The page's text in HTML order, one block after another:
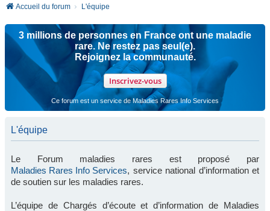
Accueil du forum L'équipe
3 millions de personnes en France ont une maladie
rare. Ne restez pas seul(e).
Rejoignez la communauté.
Inscrivez-vous
Ce forum est un service de Maladies Rares Info Services
L'équipe
Le Forum maladies rares est proposé par
Maladies Rares Info Services, service national d’information et
de soutien sur les maladies rares.
L’équipe de Chargés d’écoute et d’information de Maladies